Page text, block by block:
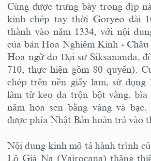
Cùng được trưng bày trong dịp
kinh chép tay thời Goryeo dài
thành vào năm 1334, với nội
của bản Hoa Nghiêm Kinh -
Hoa ngữ do Đại sư Siksananda,
710, thực hiện gồm 80 quyển).
chép trên nền giấy lam, sử dụng
làm từ keo da trộn bột vàng,
năm hoa sen bằng vàng và
được phía Nhật Bản hoàn trả vào
Nội dung kinh mô tả hành trình
Lô Giá Na (Vairocana) thăng